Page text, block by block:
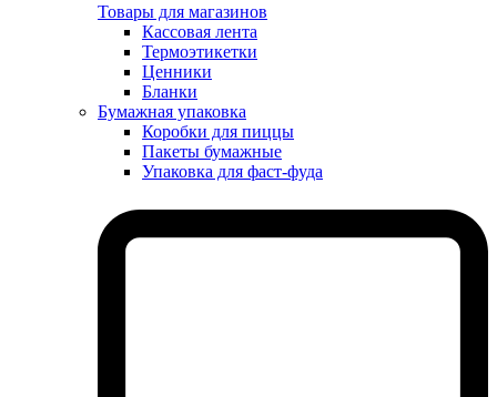
Товары для магазинов
Кассовая лента
Термоэтикетки
Ценники
Бланки
Бумажная упаковка
Коробки для пиццы
Пакеты бумажные
Упаковка для фаст-фуда